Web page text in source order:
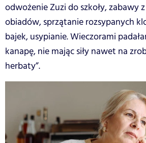
odwożenie Zuzi do szkoły, zabawy
obiadów, sprzątanie rozsypanych
bajek, usypianie. Wieczorami
kanapę, nie mając siły nawet na
herbaty”.